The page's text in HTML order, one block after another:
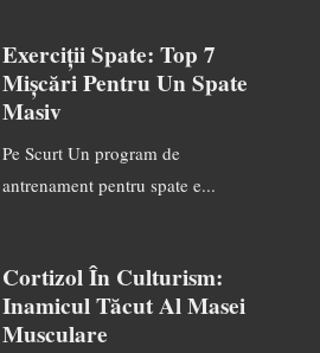
Exerciții Spate: Top 7
Mișcări Pentru Un Spate
Masiv
Pe Scurt Un program de
antrenament pentru spate e...
Cortizol În Culturism:
Inamicul Tăcut Al Masei
Musculare